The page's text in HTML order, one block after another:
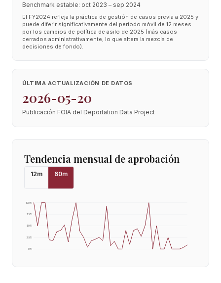
Benchmark estable: oct 2023 – sep 2024
El FY2024 refleja la práctica de gestión de casos previa a 2025 y
puede diferir significativamente del periodo móvil de 12 meses
por los cambios de política de asilo de 2025 (más casos
cerrados administrativamente, lo que altera la mezcla de
decisiones de fondo).
ÚLTIMA ACTUALIZACIÓN DE DATOS
2026-05-20
Publicación FOIA del Deportation Data Project
Tendencia mensual de aprobación
12m 60m
0%
25%
50%
75%
100%